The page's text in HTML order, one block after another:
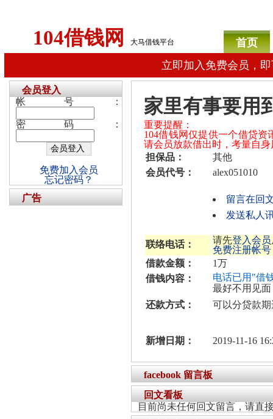
104借钱网 大马借钱平台
首页
立即加入免费会员，
家里有事要用
重要提醒：
104借钱网仅提供一个借贷
请会员放款借出时，考量自
担保品：
其他
会员代号：
alex051010
留言在回
发送私人
联络电话： 请先登入会员
免费注册帐号
借款金额：
1万
借钱内容：
电话已用"借
最好不用见
还款方式：
可以分贷款
新增日期： 2019-11-16
facebook 留言板
回文看板
目前尚未任何回文留言，请直
会员登入
帐号：
密码：
免费加入会员
忘记密码？
广告